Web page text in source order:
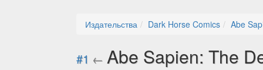
Издательства Dark Horse Comics Abe
#1 ← Abe Sapien: The